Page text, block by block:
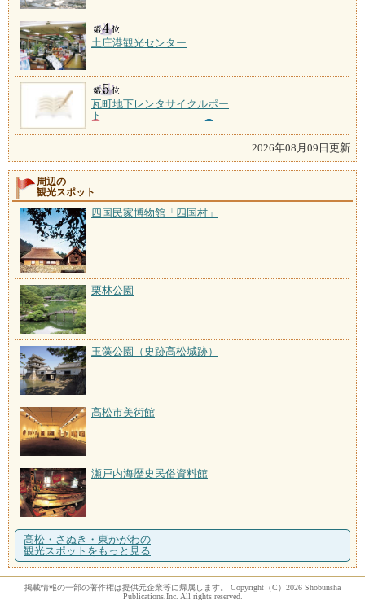
土庄港観光センター
瓦町地下レンタサイクルポー
ト
2026年08月09日更新
周辺の
観光スポット
四国民家博物館「四国村」
栗林公園
玉藻公園（史跡高松城跡）
高松市美術館
瀬戸内海歴史民俗資料館
高松・さぬき・東かがわの
観光スポットをもっと見る
掲載情報の一部の著作権は提供元企業等に帰属します。 Copyright（C）2026 Shobunsha
Publications,Inc. All rights reserved.